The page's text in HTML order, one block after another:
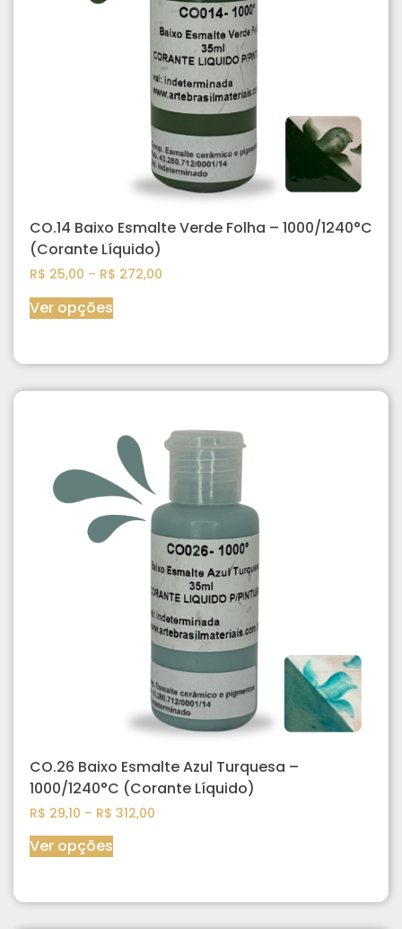
CO.14 Baixo Esmalte Verde Folha – 1000/1240°C
(Corante Líquido)
R$ 25,00 – R$ 272,00
Ver opções
CO.26 Baixo Esmalte Azul Turquesa –
1000/1240°C (Corante Líquido)
R$ 29,10 – R$ 312,00
Ver opções